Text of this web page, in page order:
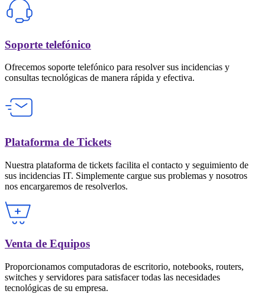
Soporte telefónico
Ofrecemos soporte telefónico para resolver sus incidencias y
consultas tecnológicas de manera rápida y efectiva.
Plataforma de Tickets
Nuestra plataforma de tickets facilita el contacto y seguimiento de
sus incidencias IT. Simplemente cargue sus problemas y nosotros
nos encargaremos de resolverlos.
Venta de Equipos
Proporcionamos computadoras de escritorio, notebooks, routers,
switches y servidores para satisfacer todas las necesidades
tecnológicas de su empresa.